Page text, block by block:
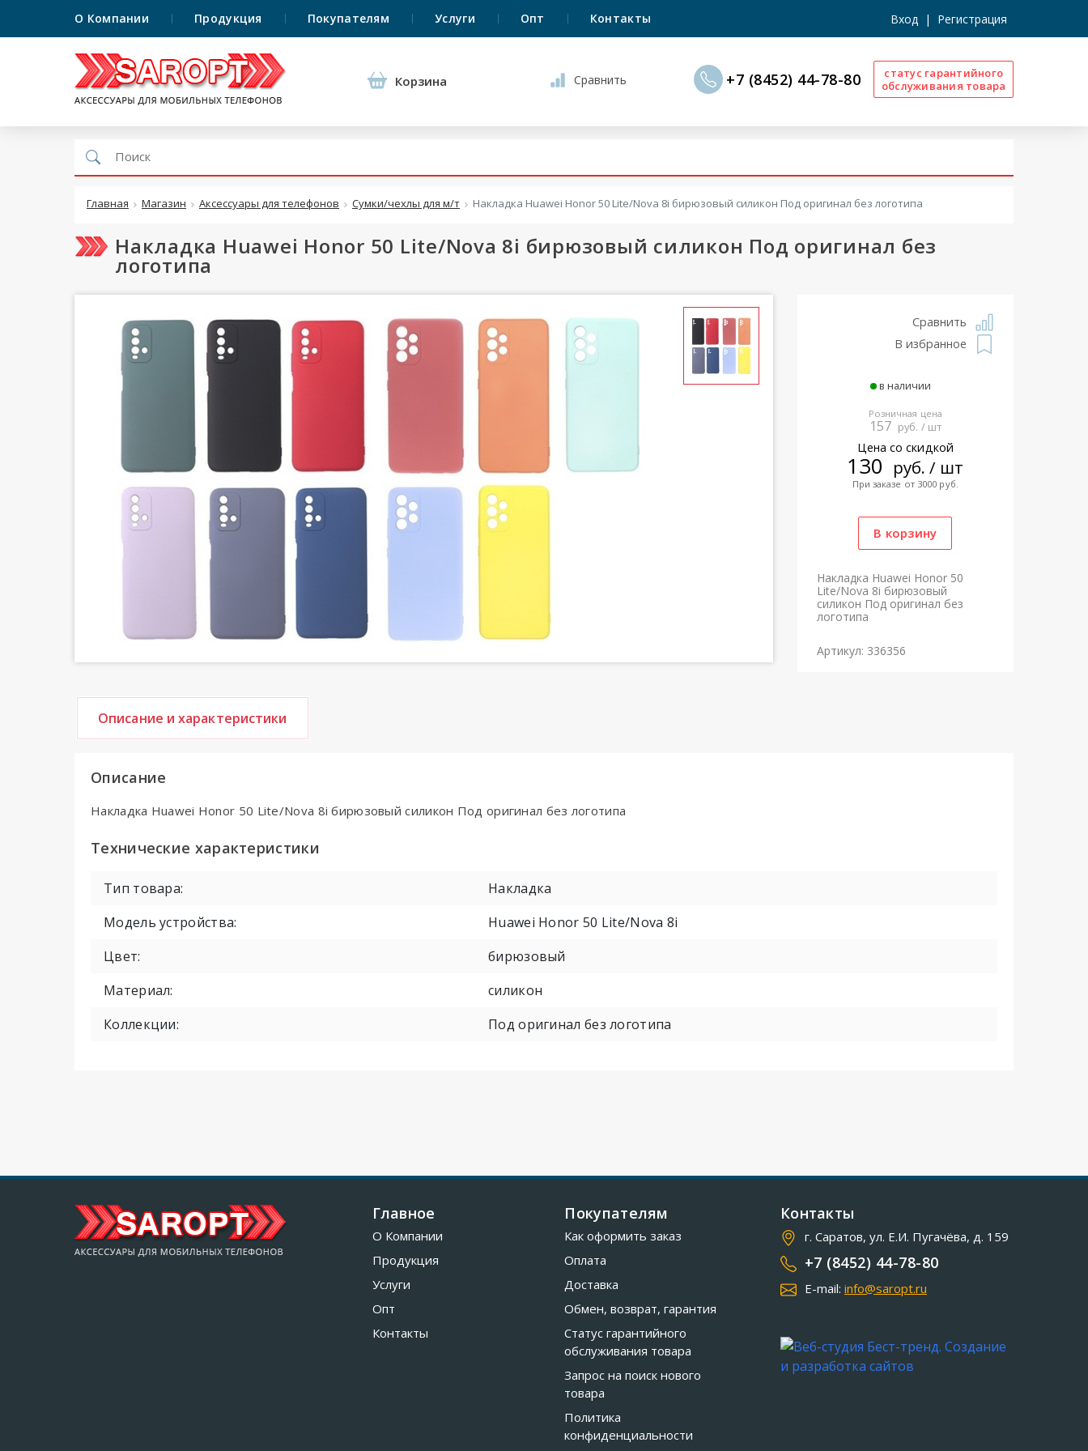
О Компании Продукция Покупателям Услуги Опт Контакты Вход | Регистрация
Корзина Сравнить +7 (8452) 44-78-80
статус гарантийного
обслуживания товара
Главная Магазин Аксессуары для телефонов Сумки/чехлы для м/т Накладка Huawei Honor 50 Lite/Nova 8i бирюзовый силикон Под оригинал без логотипа
Накладка Huawei Honor 50 Lite/Nova 8i бирюзовый силикон Под оригинал без
логотипа
Сравнить
В избранное
в наличии
Розничная цена
157 руб. / шт
Цена со скидкой
130 руб. / шт
При заказе от 3000 руб.
Накладка Huawei Honor 50
Lite/Nova 8i бирюзовый
силикон Под оригинал без
логотипа
Артикул: 336356
Описание и характеристики
Описание
Накладка Huawei Honor 50 Lite/Nova 8i бирюзовый силикон Под оригинал без логотипа
Технические характеристики
Тип товара:
Накладка
Модель устройства:
Huawei Honor 50 Lite/Nova 8i
Цвет:
бирюзовый
Материал:
силикон
Коллекции:
Под оригинал без логотипа
Главное
О Компании
Продукция
Услуги
Опт
Контакты
Покупателям
Как оформить заказ
Оплата
Доставка
Обмен, возврат, гарантия
Статус гарантийного
обслуживания товара
Запрос на поиск нового
товара
Политика
конфиденциальности
Контакты
г. Саратов, ул. Е.И. Пугачёва, д. 159
+7 (8452) 44-78-80
E-mail: info@saropt.ru